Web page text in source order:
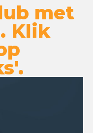
met
Klik